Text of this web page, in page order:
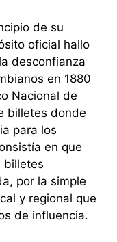
de su
oficial hallo
desconfianza
en 1880
Nacional de
billetes donde
para los
en que
billetes
por la simple
y regional que
de influencia.